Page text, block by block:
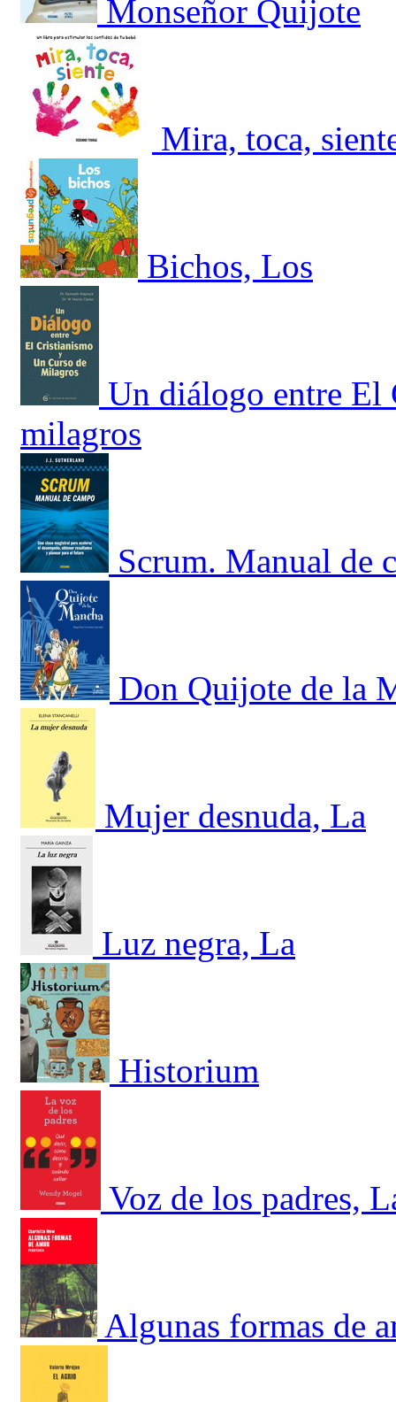
Monseñor Quijote
Mira, toca,
Bichos, Los
Un diálogo entre El
milagros
Scrum. Manual de
Don Quijote de la
Mujer desnuda, La
Luz negra, La
Historium
Voz de los padres,
Algunas formas de